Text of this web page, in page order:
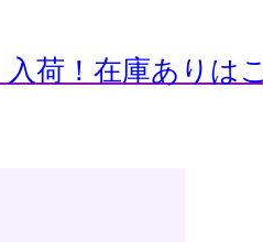
荷！在庫ありはこ